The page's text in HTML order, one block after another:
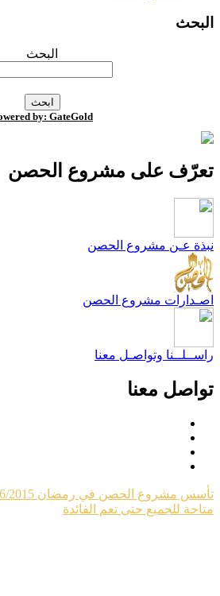
البحث
Powered by: GateGold
على مشروع الحصن
عـن مشروع الحصن
مشروع الحصن
وتواصـل معنا
معنا
للجميع حتى تعم الفائدة